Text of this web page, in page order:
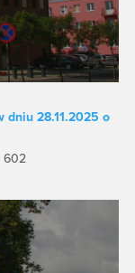
dniu 28.11.2025 o
602